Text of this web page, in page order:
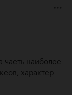
наиболее
характер